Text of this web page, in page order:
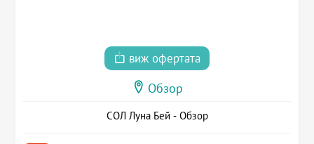
виж офертата
Обзор
СОЛ Луна Бей - Обзор